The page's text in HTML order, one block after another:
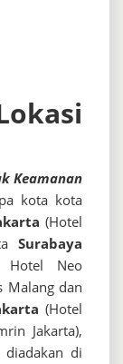
Keamanan
kota kota
(Hotel
Surabaya
Hotel Neo
dan
(Hotel
Jakarta),
di